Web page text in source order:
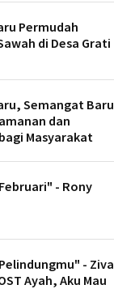
Permudah
di Desa Grati
Semangat Baru
dan
Masyarakat
- Rony
- Ziva
Ayah, Aku Mau